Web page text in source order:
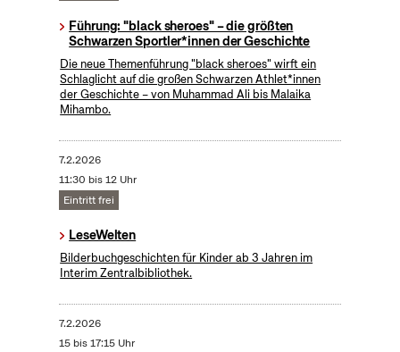
Führung: "black sheroes" – die größten
Schwarzen Sportler*innen der Geschichte
Die neue Themenführung "black sheroes" wirft ein
Schlaglicht auf die großen Schwarzen Athlet*innen
der Geschichte – von Muhammad Ali bis Malaika
Mihambo.
7.2.2026
11:30 bis 12 Uhr
Eintritt frei
LeseWelten
Bilderbuchgeschichten für Kinder ab 3 Jahren im
Interim Zentralbibliothek.
7.2.2026
15 bis 17:15 Uhr